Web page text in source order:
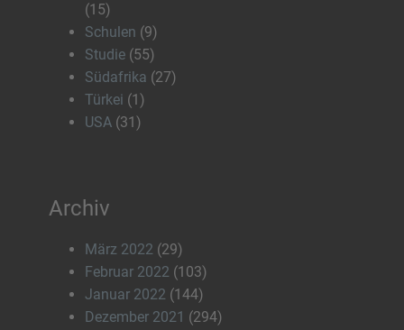
(15)
Schulen (9)
Studie (55)
Südafrika (27)
Türkei (1)
USA (31)
Archiv
März 2022 (29)
Februar 2022 (103)
Januar 2022 (144)
Dezember 2021 (294)